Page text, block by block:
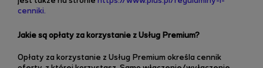
cenniki.
Jakie są opłaty za korzystanie z Usług Premium?
Opłaty za korzystanie z Usług Premium określa cennik